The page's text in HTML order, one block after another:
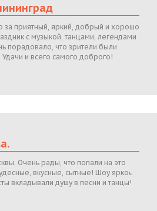
за приятный, яркий, добрый и хорошо
с музыкой, танцами, легендами
порадовало, что зрители были
и всего самого доброго!
Очень рады, что попали на это
вкусные, сытные! Шоу яркое,
вкладывали душу в песни и танцы!